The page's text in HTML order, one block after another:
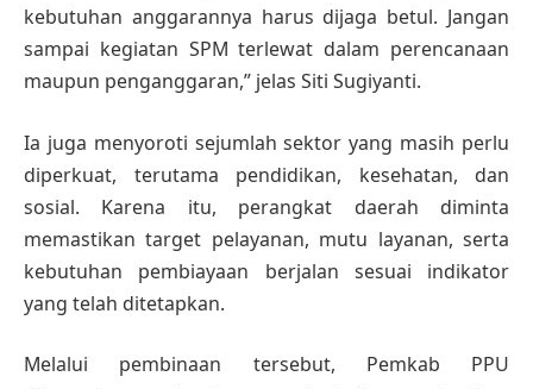
kebutuhan anggarannya harus dijaga betul. Jangan
sampai kegiatan SPM terlewat dalam perencanaan
maupun penganggaran,” jelas Siti Sugiyanti.
Ia juga menyoroti sejumlah sektor yang masih perlu
diperkuat, terutama pendidikan, kesehatan, dan
sosial. Karena itu, perangkat daerah diminta
memastikan target pelayanan, mutu layanan, serta
kebutuhan pembiayaan berjalan sesuai indikator
yang telah ditetapkan.
Melalui pembinaan tersebut, Pemkab PPU